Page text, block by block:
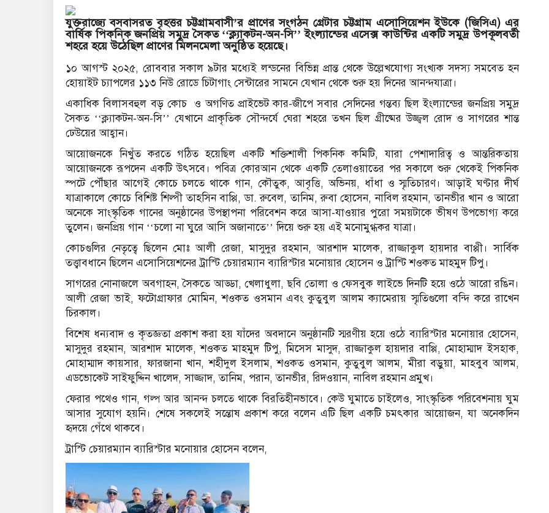
যুক্তরাজ্যে বসবাসরত বৃহত্তর চট্টগ্রামবাসী’র প্রাণের সংগঠন গ্রেটার চট্টগ্রাম এসোসিয়েশন ইউকে (জিসিএ) এর
বার্ষিক পিকনিক জনপ্রিয় সমুদ্র সৈকত ‘‘ক্ল্যাকটন-অন-সি’’ ইংল্যান্ডের এসেক্স কাউন্টির একটি সমুদ্র উপকূলবর্তী
শহরে হয়ে উঠেছিল প্রাণের মিলনমেলা অনুষ্ঠিত হয়েছে।
১০ আগস্ট ২০২৫, রোববার সকাল ৯টার মধ্যেই লন্ডনের বিভিন্ন প্রান্ত থেকে উল্লেখযোগ্য সংখ্যক সদস্য সমবেত হন
হোয়াইট চ‍্যাপলের ১১৩ নিউ রোডে চিটাগাং সেন্টারের সামনে যেখান থেকে শুরু হয় দিনের আনন্দযাত্রা।
একাধিক বিলাসবহুল বড় কোচ ও অগণিত প্রাইভেট কার-জীপে সবার সেদিনের গন্তব্য ছিল ইংল্যান্ডের জনপ্রিয় সমুদ্র
সৈকত ‘‘ক্ল্যাকটন-অন-সি’’ যেখানে প্রাকৃতিক সৌন্দর্যে ঘেরা শহরে তখন ছিল গ্রীষ্মের উজ্জ্বল রোদ ও সাগরের শান্ত
ঢেউয়ের আহ্বান।
আয়োজনকে নিখুঁত করতে গঠিত হয়েছিল একটি শক্তিশালী পিকনিক কমিটি, যারা পেশাদারিত্ব ও আন্তরিকতায়
আয়োজনকে রূপদেন একটি উৎসবে। পবিত্র কোরআন থেকে একটি তেলাওয়াতের পর সকালে শুরু থেকেই পিকনিক
স্পটে পৌঁছার আগেই কোচে চলতে থাকে গান, কৌতুক, আবৃত্তি, অভিনয়, ধাঁধা ও স্মৃতিচারণ। আড়াই ঘণ্টার দীর্ঘ
যাত্রাকালে কোচে বিশিষ্ট শিল্পী তাহসিন বাপ্পি, ডা. রুবেল, তানিম, রুবা হোসেন, নাবিল রহমান, তানভীর খান ও আরো
অনেকে সাংস্কৃতিক গানের অনুষ্ঠানের উপস্থাপনা পরিবেশন করে আসা-যাওয়ার পুরো সময়টাকে ভীষণ উপভোগ্য করে
তুলেন। জনপ্রিয় গান ‘‘চলো না ঘুরে আসি অজানাতে’’ দিয়ে শুরু হয় এই মনোমুগ্ধকর যাত্রা।
কোচগুলির নেতৃত্বে ছিলেন মোঃ আলী রেজা, মাসুদুর রহমান, আরশাদ মালেক, রাজ্জাকুল হায়দার বাপ্পী। সার্বিক
তত্ত্বাবধানে ছিলেন এসোসিয়েশনের ট্রাস্টি চেয়ারম্যান ব্যারিস্টার মনোয়ার হোসেন ও ট্রাস্টি শওকত মাহমুদ টিপু।
সাগরের নোনাজলে অবগাহন, সৈকতে আড্ডা, খেলাধুলা, ছবি তোলা ও ফেসবুক লাইভে দিনটি হয়ে ওঠে আরো রঙিন।
আলী রেজা ভাই, ফটোগ্রাফার মোমিন, শওকত ওসমান এবং কুতুবুল আলম ক্যামেরায় স্মৃতিগুলো বন্দি করে রাখেন
চিরকাল।
বিশেষ ধন্যবাদ ও কৃতজ্ঞতা প্রকাশ করা হয় যাঁদের অবদানে অনুষ্ঠানটি স্মরণীয় হয়ে ওঠে ব্যারিস্টার মনোয়ার হোসেন,
মাসুদুর রহমান, আরশাদ মালেক, শওকত মাহমুদ টিপু, মিসেস মাসুদ, রাজ্জাকুল হায়দার বাপ্পি, মোহাম্মাদ ইসহাক,
মোহাম্মাদ কায়সার, ফারজানা খান, শহীদুল ইসলাম, শওকত ওসমান, কুতুবুল আলম, মীরা বড়ুয়া, মাহবুব আলম,
এডভোকেট সাইফুদ্দিন খালেদ, সাজ্জাদ, তানিম, পরান, তানভীর, রিদওয়ান, নাবিল রহমান প্রমুখ।
ফেরার পথেও গান, গল্প আর আনন্দ চলতে থাকে বিরতিহীনভাবে। কেউ ঘুমাতে চাইলেও, সাংস্কৃতিক পরিবেশনায় ঘুম
আসার সুযোগ হয়নি। শেষে সকলেই সন্তোষ প্রকাশ করে বলেন এটি ছিল একটি চমৎকার আয়োজন, যা অনেকদিন
হৃদয়ে গেঁথে থাকবে।
ট্রাস্টি চেয়ারম্যান ব্যারিস্টার মনোয়ার হোসেন বলেন,